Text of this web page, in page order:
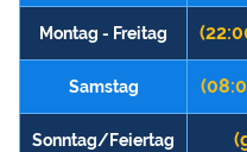
Montag - Freitag
Samstag
Sonntag/Feiertag